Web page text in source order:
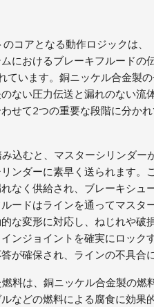
コアとなる動作ロジックは
におけるブレーキフルードの
います。銅ニッケル合金製
ない圧力伝送と漏れのない流
せて2つの重要な段階に分か
込むと、マスターシリンダー
ンダーに素早く送られます。
なく供給され、ブレーキシュ
ードはラインを通ってマスタ
な変形に対応し、ねじれや破
ンジョイントを確実にロック
が確保され、ラインの不具合
料は、銅ニッケル合金製の燃
などの燃料による腐食に効果